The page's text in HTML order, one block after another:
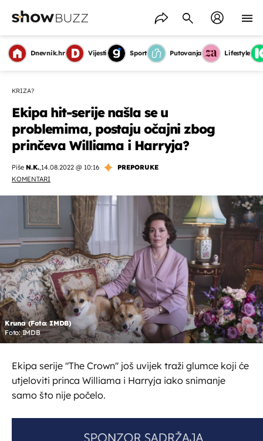
Dnevnik.hr Vijesti Sport Putovanja Lifestyle
KRIZA?
Ekipa hit-serije našla se u
problemima, postaju očajni zbog
prinčeva Williama i Harryja?
Piše N.K.,14.08.2022 @ 10:16
PREPORUKE
KOMENTARI
Kruna (Foto: IMDB)
Foto: IMDB
Ekipa serije "The Crown" još uvijek traži glumce koji će
utjeloviti princa Williama i Harryja iako snimanje
samo što nije počelo.
OMOGUĆI OBAVIJESTI